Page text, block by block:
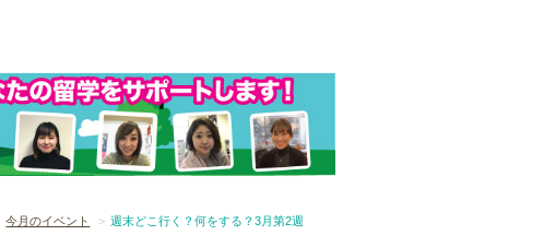
今月のイベント 週末どこ行く？何をする？3月第2週